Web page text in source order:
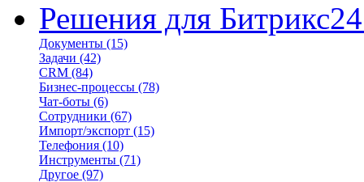
Решения для Битрикс24
Документы (15)
Задачи (42)
CRM (84)
Бизнес-процессы (78)
Чат-боты (6)
Сотрудники (67)
Импорт/экспорт (15)
Телефония (10)
Инструменты (71)
Другое (97)